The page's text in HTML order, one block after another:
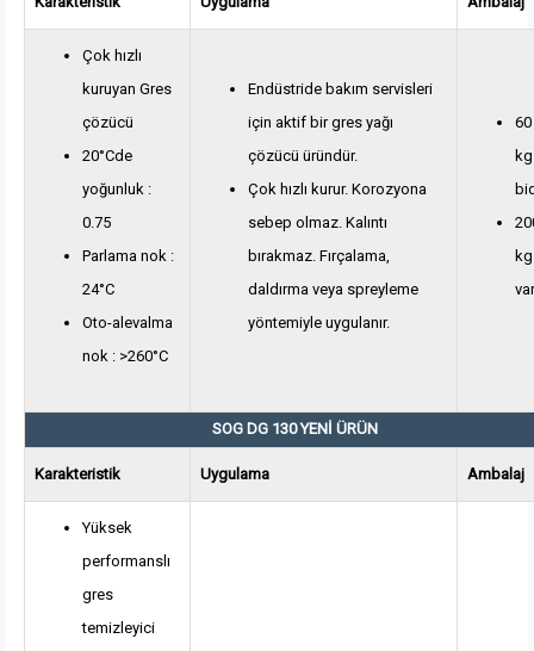
Çok hızlı
kuruyan Gres
çözücü
20°Cde
yoğunluk :
0.75
Parlama nok :
24°C
Oto-alevalma
nok : >260°C
Endüstride bakım servisleri
için aktif bir gres yağı
çözücü üründür.
Çok hızlı kurur. Korozyona
sebep olmaz. Kalıntı
bırakmaz. Fırçalama,
daldırma veya spreyleme
yöntemiyle uygulanır.
60
SOG DG 130 YENİ ÜRÜN
Karakteristik Uygulama Ambalaj
Yüksek
performanslı
gres
temizleyici